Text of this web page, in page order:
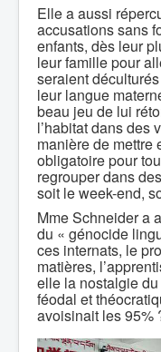
Elle a aussi
accusations sans
enfants, dès leur
leur famille pour
seraient
leur langue
beau jeu de lui
l’habitat dans des
manière de mettre
obligatoire pour
regrouper dans
soit le week-end,
Mme Schneider a
du « génocide
ces internats, le
matières,
elle la nostalgie
féodal et
avoisinait les 95%